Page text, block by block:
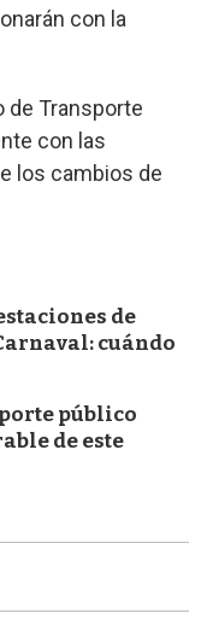
con la
de Transporte
con las
los cambios de
de
cuándo
público
de este